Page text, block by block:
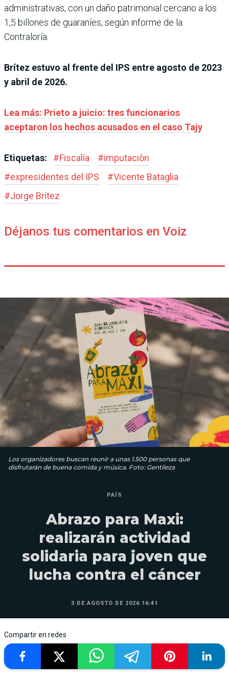
administrativas, con un daño patrimonial cercano a los
1,5 billones de guaraníes, según informe de la
Contraloría.
Brítez estuvo al frente del IPS entre agosto de 2023
y abril de 2026.
Lea más: Prieto a juicio: tres funcionarios
aceptaron los hechos acusados en el caso Tajy
Etiquetas: #Fiscalía #imputaciòn
#expresidentes del IPS #Vicente Bataglia
#Jorge Brítez
Déjanos tus comentarios en Voiz
Los organizadores buscan reunir a unas 1.500 personas que
disfrutarán de buena comida y música. Foto: Gentileza
PAÍS
Abrazo para Maxi:
realizarán actividad
solidaria para joven que
lucha contra el cáncer
3 DE AGOSTO DE 2026 16:41
Compartir en redes